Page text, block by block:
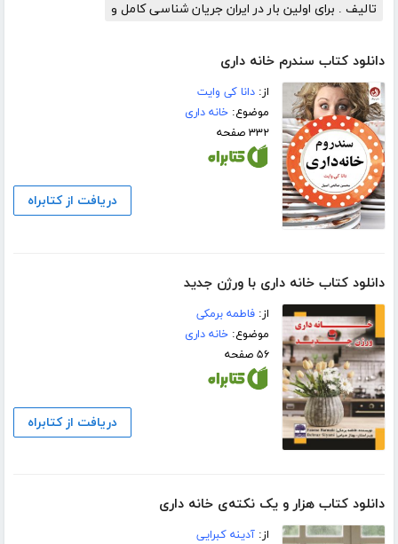
تالیف . برای اولین بار در ایران جریان شناسی کامل و
دانلود کتاب سندرم خانه داری
از:دانا کی وایت
موضوع:خانه داری
۳۳۲ صفحه
دریافت از کتابراه
دانلود کتاب خانه داری با ورژن جدید
از:فاطمه برمکی
موضوع:خانه داری
۵۶ صفحه
دریافت از کتابراه
دانلود کتاب هزار و یک نکته‌ی خانه داری
از:آدینه کبرایی